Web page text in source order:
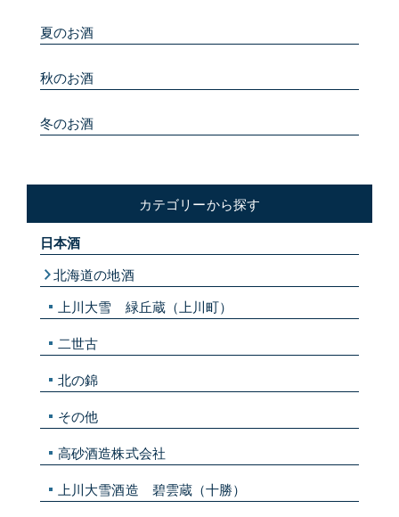
夏のお酒
秋のお酒
冬のお酒
カテゴリーから探す
日本酒
北海道の地酒
上川大雪 緑丘蔵（上川町）
二世古
北の錦
その他
高砂酒造株式会社
上川大雪酒造 碧雲蔵（十勝）